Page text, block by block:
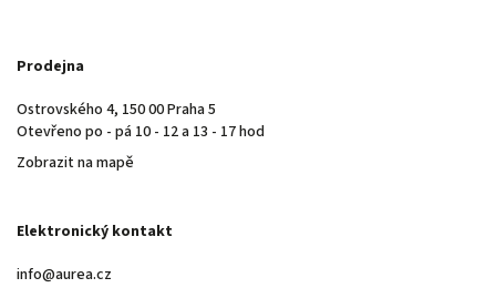
Prodejna
Ostrovského 4, 150 00 Praha 5
Otevřeno po - pá 10 - 12 a 13 - 17 hod
Zobrazit na mapě
Elektronický kontakt
info@aurea.cz